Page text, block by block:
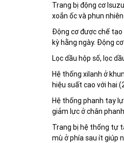
Trang bị động cơ
xoắn ốc và phun
Động cơ được chế
kỳ hằng ngày. Động
Lọc dầu hộp số, lọc
Hệ thống xilanh ở
hiệu suất cao với hai
Hệ thống phanh tay
giảm lực ở chân
Trang bị hệ thống tự
mù ở phía sau ít giúp